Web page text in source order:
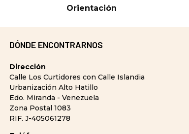
Orientación
DÓNDE ENCONTRARNOS
Dirección
Calle Los Curtidores con Calle Islandia
Urbanización Alto Hatillo
Edo. Miranda - Venezuela
Zona Postal 1083
RIF. J-405061278